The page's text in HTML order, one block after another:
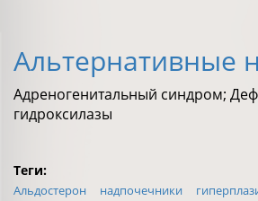
Альтернативные
Адреногенитальный синдром;
гидроксилазы
Теги:
Альдостерон надпочечники